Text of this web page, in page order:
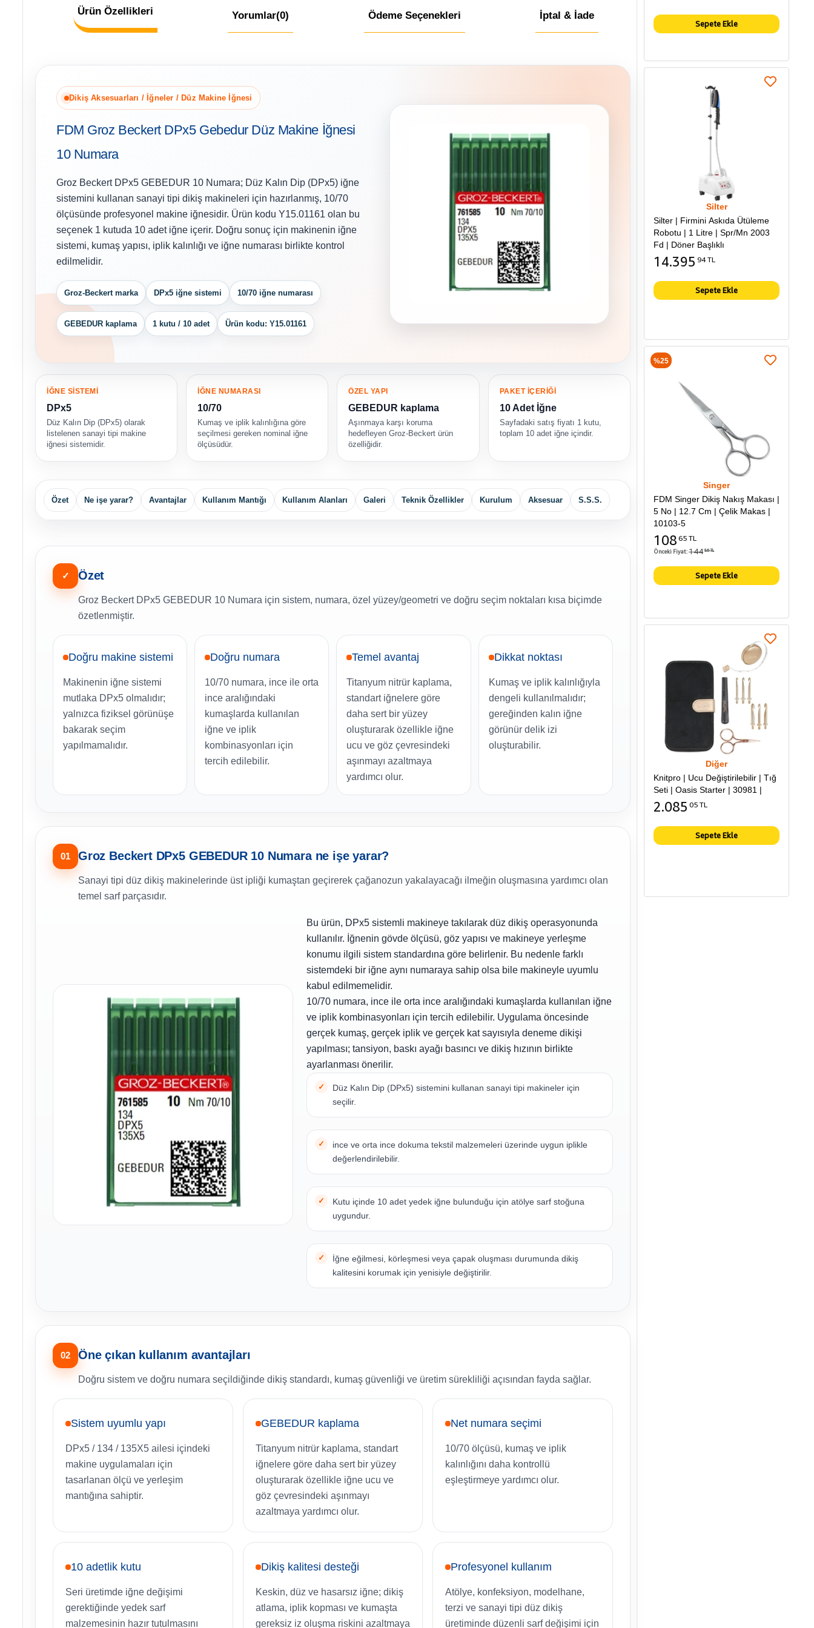
Ürün Özellikleri Yorumlar(0) Ödeme Seçenekleri İptal & İade
Dikiş Aksesuarları / İğneler / Düz Makine İğnesi
FDM Groz Beckert DPx5 Gebedur Düz Makine İğnesi
10 Numara
Groz Beckert DPx5 GEBEDUR 10 Numara; Düz Kalın Dip (DPx5) iğne
sistemini kullanan sanayi tipi dikiş makineleri için hazırlanmış, 10/70
ölçüsünde profesyonel makine iğnesidir. Ürün kodu Y15.01161 olan bu
seçenek 1 kutuda 10 adet iğne içerir. Doğru sonuç için makinenin iğne
sistemi, kumaş yapısı, iplik kalınlığı ve iğne numarası birlikte kontrol
edilmelidir.
Groz-Beckert marka DPx5 iğne sistemi 10/70 iğne numarası
GEBEDUR kaplama 1 kutu / 10 adet Ürün kodu: Y15.01161
İĞNE SİSTEMİ
DPx5
Düz Kalın Dip (DPx5) olarak
listelenen sanayi tipi makine
iğnesi sistemidir.
İĞNE NUMARASI
10/70
Kumaş ve iplik kalınlığına göre
seçilmesi gereken nominal iğne
ölçüsüdür.
ÖZEL YAPI
GEBEDUR kaplama
Aşınmaya karşı koruma
hedefleyen Groz-Beckert ürün
özelliğidir.
PAKET İÇERİĞİ
10 Adet İğne
Sayfadaki satış fiyatı 1 kutu,
toplam 10 adet iğne içindir.
Özet Ne işe yarar? Avantajlar Kullanım Mantığı Kullanım Alanları Galeri Teknik Özellikler Kurulum Aksesuar S.S.S.
✓ Özet
Groz Beckert DPx5 GEBEDUR 10 Numara için sistem, numara, özel yüzey/geometri ve doğru seçim noktaları kısa biçimde
özetlenmiştir.
Doğru makine sistemi
Makinenin iğne sistemi
mutlaka DPx5 olmalıdır;
yalnızca fiziksel görünüşe
bakarak seçim
yapılmamalıdır.
Doğru numara
10/70 numara, ince ile orta
ince aralığındaki
kumaşlarda kullanılan
iğne ve iplik
kombinasyonları için
tercih edilebilir.
Temel avantaj
Titanyum nitrür kaplama,
standart iğnelere göre
daha sert bir yüzey
oluşturarak özellikle iğne
ucu ve göz çevresindeki
aşınmayı azaltmaya
yardımcı olur.
Dikkat noktası
Kumaş ve iplik kalınlığıyla
dengeli kullanılmalıdır;
gereğinden kalın iğne
görünür delik izi
oluşturabilir.
01 Groz Beckert DPx5 GEBEDUR 10 Numara ne işe yarar?
Sanayi tipi düz dikiş makinelerinde üst ipliği kumaştan geçirerek çağanozun yakalayacağı ilmeğin oluşmasına yardımcı olan
temel sarf parçasıdır.
Bu ürün, DPx5 sistemli makineye takılarak düz dikiş operasyonunda
kullanılır. İğnenin gövde ölçüsü, göz yapısı ve makineye yerleşme
konumu ilgili sistem standardına göre belirlenir. Bu nedenle farklı
sistemdeki bir iğne aynı numaraya sahip olsa bile makineyle uyumlu
kabul edilmemelidir.
10/70 numara, ince ile orta ince aralığındaki kumaşlarda kullanılan iğne
ve iplik kombinasyonları için tercih edilebilir. Uygulama öncesinde
gerçek kumaş, gerçek iplik ve gerçek kat sayısıyla deneme dikişi
yapılması; tansiyon, baskı ayağı basıncı ve dikiş hızının birlikte
ayarlanması önerilir.
Düz Kalın Dip (DPx5) sistemini kullanan sanayi tipi makineler için
seçilir.
ince ve orta ince dokuma tekstil malzemeleri üzerinde uygun iplikle
değerlendirilebilir.
Kutu içinde 10 adet yedek iğne bulunduğu için atölye sarf stoğuna
uygundur.
İğne eğilmesi, körleşmesi veya çapak oluşması durumunda dikiş
kalitesini korumak için yenisiyle değiştirilir.
02 Öne çıkan kullanım avantajları
Doğru sistem ve doğru numara seçildiğinde dikiş standardı, kumaş güvenliği ve üretim sürekliliği açısından fayda sağlar.
Sistem uyumlu yapı
DPx5 / 134 / 135X5 ailesi içindeki
makine uygulamaları için
tasarlanan ölçü ve yerleşim
mantığına sahiptir.
GEBEDUR kaplama
Titanyum nitrür kaplama, standart
iğnelere göre daha sert bir yüzey
oluşturarak özellikle iğne ucu ve
göz çevresindeki aşınmayı
azaltmaya yardımcı olur.
Net numara seçimi
10/70 ölçüsü, kumaş ve iplik
kalınlığını daha kontrollü
eşleştirmeye yardımcı olur.
10 adetlik kutu
Seri üretimde iğne değişimi
gerektiğinde yedek sarf
malzemesinin hazır tutulmasını
Dikiş kalitesi desteği
Keskin, düz ve hasarsız iğne; dikiş
atlama, iplik kopması ve kumaşta
gereksiz iz oluşma riskini azaltmaya
Profesyonel kullanım
Atölye, konfeksiyon, modelhane,
terzi ve sanayi tipi düz dikiş
üretiminde düzenli sarf değişimi için
Sepete Ekle
Silter
Silter | Firmini Askıda Ütüleme
Robotu | 1 Litre | Spr/Mn 2003
Fd | Döner Başlıklı
14.395 94 TL
Sepete Ekle
Singer
FDM Singer Dikiş Nakış Makası |
5 No | 12.7 Cm | Çelik Makas |
10103-5
108 65 TL
Önceki Fiyat:144 86 TL
Sepete Ekle
%25
Diğer
Knitpro | Ucu Değiştirilebilir | Tığ
Seti | Oasis Starter | 30981 |
2.085 05 TL
Sepete Ekle